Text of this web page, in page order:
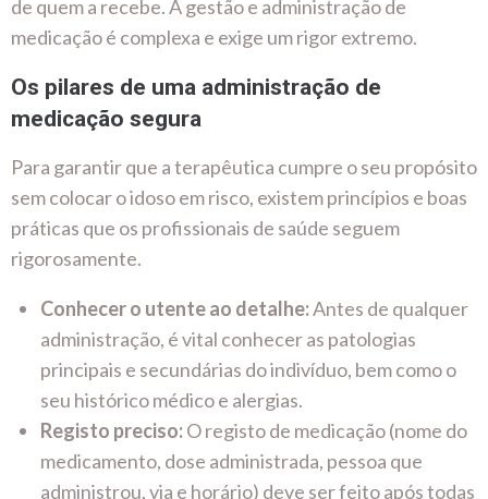
de quem a recebe. A gestão e administração de
medicação é complexa e exige um rigor extremo.
Os pilares de uma administração de
medicação segura
Para garantir que a terapêutica cumpre o seu propósito
sem colocar o idoso em risco, existem princípios e boas
práticas que os profissionais de saúde seguem
rigorosamente.
Conhecer o utente ao detalhe:Antes de qualquer
administração, é vital conhecer as patologias
principais e secundárias do indivíduo, bem como o
seu histórico médico e alergias.
Registo preciso:O registo de medicação (nome do
medicamento, dose administrada, pessoa que
administrou, via e horário) deve ser feito após todas